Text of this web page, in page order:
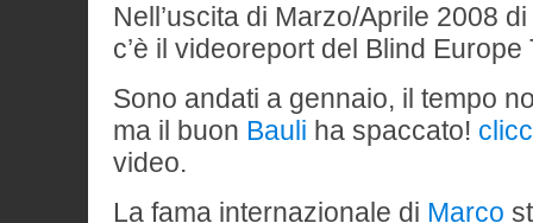
Nell’uscita di Marzo/Aprile 2008 di
c’è il videoreport del Blind Europe
Sono andati a gennaio, il tempo
ma il buon Bauli ha spaccato!
video.
La fama internazionale di Marco